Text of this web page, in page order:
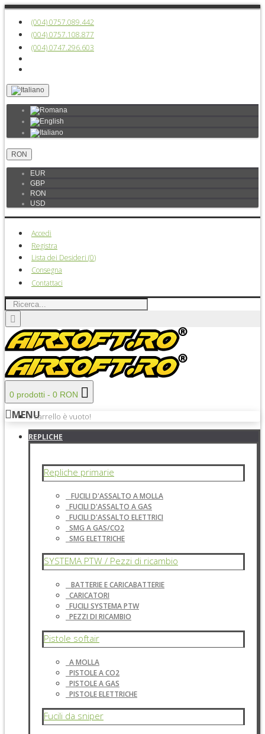
(004) 0757.089.442
(004) 0757.108.877
(004) 0747.296.603
RON
EUR
GBP
RON
USD
Accedi
Registra
Lista dei Desideri (0)
Consegna
Contattaci
0 prodotti - 0 RON
Il carrello è vuoto!
MENU
REPLICHE
Repliche primarie
FUCILI D'ASSALTO A MOLLA
FUCILI D'ASSALTO A GAS
FUCILI D'ASSALTO ELETTRICI
SMG A GAS/CO2
SMG ELETTRICHE
SYSTEMA PTW / Pezzi di ricambio
BATTERIE E CARICABATTERIE
CARICATORI
FUCILI SYSTEMA PTW
PEZZI DI RICAMBIO
Pistole softair
A MOLLA
PISTOLE A CO2
PISTOLE A GAS
PISTOLE ELETTRICHE
Fucili da sniper